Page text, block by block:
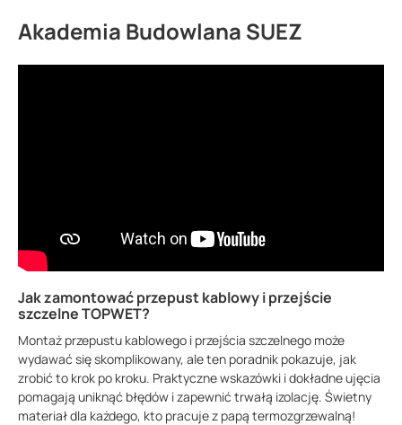
Akademia Budowlana SUEZ
Jak zamontować przepust kablowy i przejście
szczelne TOPWET?
Montaż przepustu kablowego i przejścia szczelnego może
wydawać się skomplikowany, ale ten poradnik pokazuje, jak
zrobić to krok po kroku. Praktyczne wskazówki i dokładne ujęcia
pomagają uniknąć błędów i zapewnić trwałą izolację. Świetny
materiał dla każdego, kto pracuje z papą termozgrzewalną!